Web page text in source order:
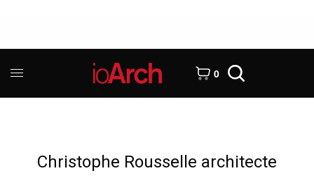
0
Christophe Rousselle architecte